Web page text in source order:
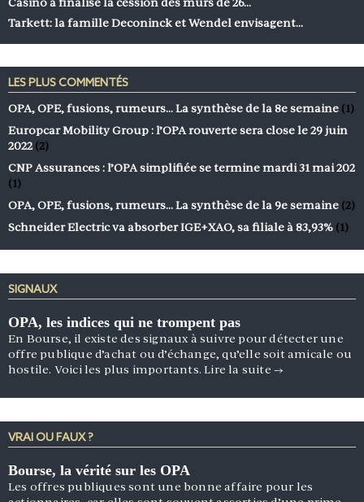
Tarkett: la famille Deconinck et Wendel envisagent…
LES PLUS COMMENTÉS
OPA, OPE, fusions, rumeurs… La synthèse de la 8e semaine (1)
Europcar Mobility Group : l’OPA rouverte sera close le 29 juin
2022 (2)
CNP Assurances : l’OPA simplifiée se termine mardi 31 mai 202
(1)
OPA, OPE, fusions, rumeurs… La synthèse de la 9e semaine (2)
Schneider Electric va absorber IGE+XAO, sa filiale à 83,93% (1)
SIGNAUX
OPA, les indices qui ne trompent pas
En Bourse, il existe des signaux à suivre pour détecter une
offre publique d’achat ou d’échange, qu’elle soit amicale ou
hostile. Voici les plus importants.Lire la suite →
VRAI OU FAUX ?
Bourse, la vérité sur les OPA
Les offres publiques sont une bonne affaire pour les